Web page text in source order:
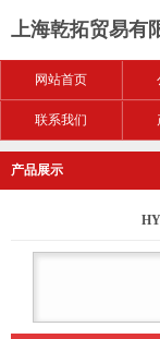
上海乾拓贸易有
网站首页
联系我们
产品展示